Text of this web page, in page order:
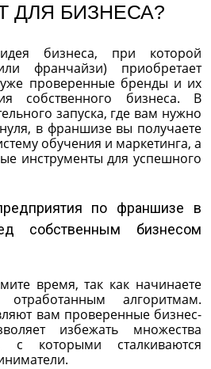
ДЛЯ БИЗНЕСА?
бизнеса, при которой
франчайзи) приобретает
уже проверенные бренды и их
собственного бизнеса. В
запуска, где вам нужно
в франшизе вы получаете
обучения и маркетинга, а
инструменты для успешного
по франшизе в
собственным бизнесом
время, так как начинаете
алгоритмам.
вам проверенные бизнес-
избежать множества
которыми сталкиваются